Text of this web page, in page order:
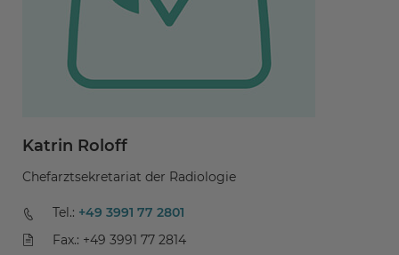
Katrin Roloff
Chefarztsekretariat der Radiologie
Tel.: +49 3991 77 2801
Fax.: +49 3991 77 2814